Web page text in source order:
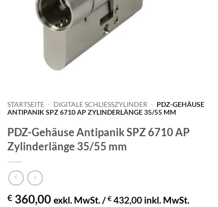
STARTSEITE - DIGITALE SCHLIESSZYLINDER - PDZ-GEHÄUSE
ANTIPANIK SPZ 6710 AP ZYLINDERLÄNGE 35/55 MM
PDZ-Gehäuse Antipanik SPZ 6710 AP
Zylinderlänge 35/55 mm
€ 360,00 exkl. MwSt. /€ 432,00 inkl. MwSt.